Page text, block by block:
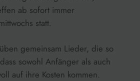
ab sofort immer
statt.
gemeinsam Lieder, die so
sowohl Anfänger als auch
auf ihre Kosten kommen.